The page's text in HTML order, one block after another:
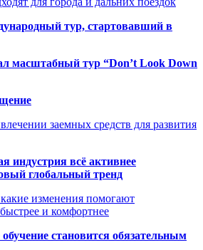
тур, стартовавший в
масштабный тур “Don’t Look Down
заемных средств для развития
индустрия всё активнее
глобальный тренд
изменения помогают
и комфортнее
становится обязательным